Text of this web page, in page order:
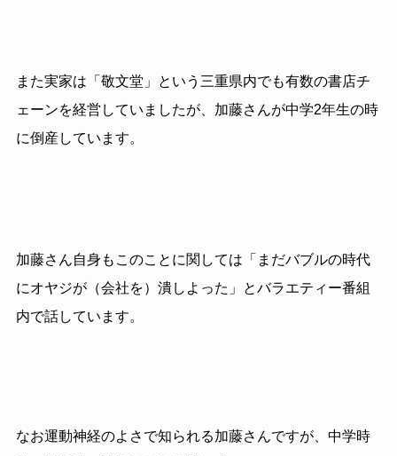
また実家は「敬文堂」という三重県内でも有数の書店チ
ェーンを経営していましたが、加藤さんが中学2年生の時
に倒産しています。
加藤さん自身もこのことに関しては「まだバブルの時代
にオヤジが（会社を）潰しよった」とバラエティー番組
内で話しています。
なお運動神経のよさで知られる加藤さんですが、中学時